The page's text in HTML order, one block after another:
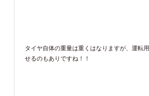
タイヤ自体の重量は重くはなりますが、運転
せるのもありですね！！